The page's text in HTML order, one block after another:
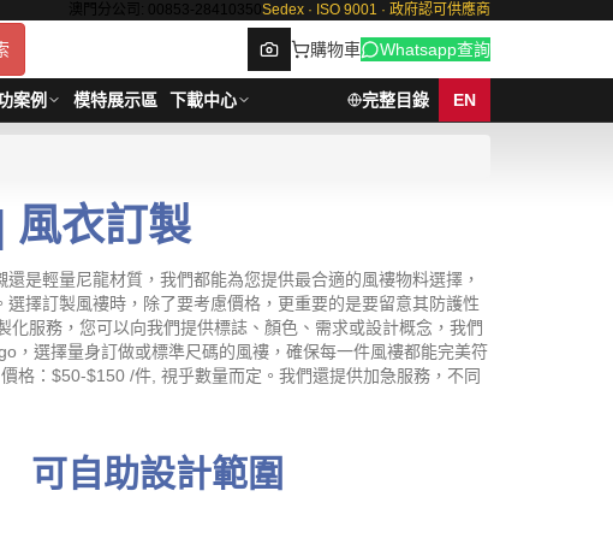
澳門分公司: 00853-28410350 Sedex · ISO 9001 · 政府認可供應商
購物車 Whatsapp查詢
案例 模特展示區 下載中心 完整目錄 EN
風衣訂製
是輕量尼龍材質，我們都能為您提供最合適的風褸物料選擇，
擇訂製風褸時，除了要考慮價格，更重要的是要留意其防護性
服務，您可以向我們提供標誌、顏色、需求或設計概念，我們
，選擇量身訂做或標準尺碼的風褸，確保每一件風褸都能完美符
格：$50-$150 /件, 視乎數量而定。我們還提供加急服務，不同
可自助設計範圍